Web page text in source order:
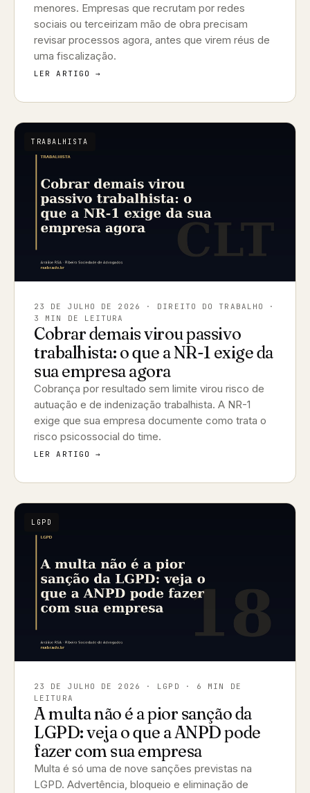
menores. Empresas que recrutam por redes
sociais ou terceirizam mão de obra precisam
revisar processos agora, antes que virem réus de
uma fiscalização.
LER ARTIGO →
TRABALHISTA
23 DE JULHO DE 2026
· DIREITO DO TRABALHO ·
3 MIN DE LEITURA
Cobrar demais virou passivo
trabalhista: o que a NR-1 exige da
sua empresa agora
Cobrança por resultado sem limite virou risco de
autuação e de indenização trabalhista. A NR-1
exige que sua empresa documente como trata o
risco psicossocial do time.
LER ARTIGO →
LGPD
23 DE JULHO DE 2026
· LGPD · 6 MIN DE
LEITURA
A multa não é a pior sanção da
LGPD: veja o que a ANPD pode
fazer com sua empresa
Multa é só uma de nove sanções previstas na
LGPD. Advertência, bloqueio e eliminação de